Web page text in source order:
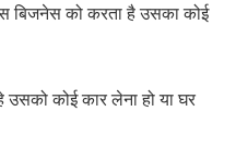
बिजनेस को करता है उसका कोई
कोई कार लेना हो या घर